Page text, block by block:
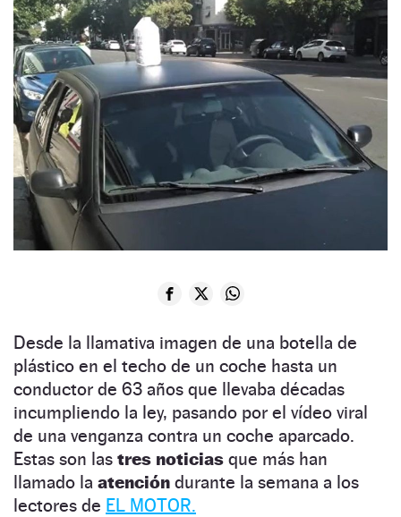
Desde la llamativa imagen de una botella de
plástico en el techo de un coche hasta un
conductor de 63 años que llevaba décadas
incumpliendo la ley, pasando por el vídeo viral
de una venganza contra un coche aparcado.
Estas son las tres noticias que más han
llamado la atención durante la semana a los
lectores de EL MOTOR.